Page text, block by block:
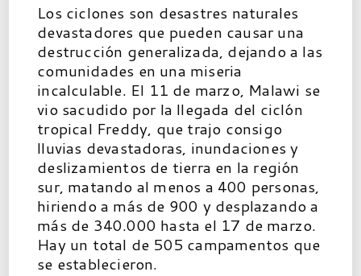
Los ciclones son desastres naturales
devastadores que pueden causar una
destrucción generalizada, dejando a las
comunidades en una miseria
incalculable. El 11 de marzo, Malawi se
vio sacudido por la llegada del ciclón
tropical Freddy, que trajo consigo
lluvias devastadoras, inundaciones y
deslizamientos de tierra en la región
sur, matando al menos a 400 personas,
hiriendo a más de 900 y desplazando a
más de 340.000 hasta el 17 de marzo.
Hay un total de 505 campamentos que
se establecieron.